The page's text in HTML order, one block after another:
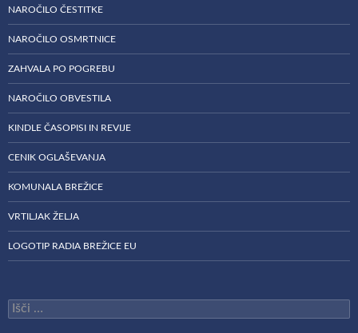
NAROČILO ČESTITKE
NAROČILO OSMRTNICE
ZAHVALA PO POGREBU
NAROČILO OBVESTILA
KINDLE ČASOPISI IN REVIJE
CENIK OGLAŠEVANJA
KOMUNALA BREŽICE
VRTILJAK ŽELJA
LOGOTIP RADIA BREŽICE EU
Išči: